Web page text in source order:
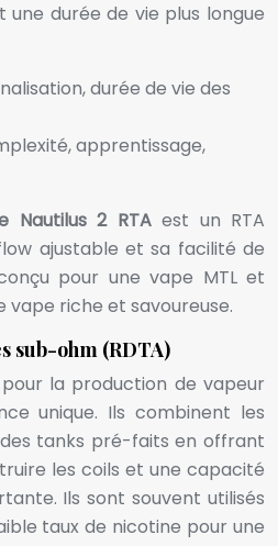
durée de vie plus longue
durée de vie des
apprentissage,
Nautilus 2 RTAest un RTA
ajustable et sa facilité de
pour une vape MTL et
riche et savoureuse.
sub-ohm (RDTA)
pour la production de vapeur
unique. Ils combinent les
tanks pré-faits en offrant
les coils et une capacité
Ils sont souvent utilisés
taux de nicotine pour une